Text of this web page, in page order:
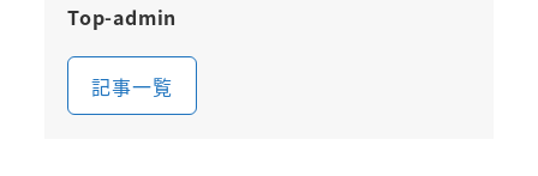
Top-admin
記事一覧